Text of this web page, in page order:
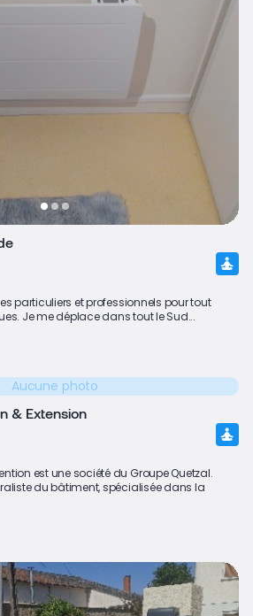
particuliers et professionnels pour tout
Je me déplace dans tout le Sud...
Aucune photo
& Extension
est une société du Groupe Quetzal.
du bâtiment, spécialisée dans la